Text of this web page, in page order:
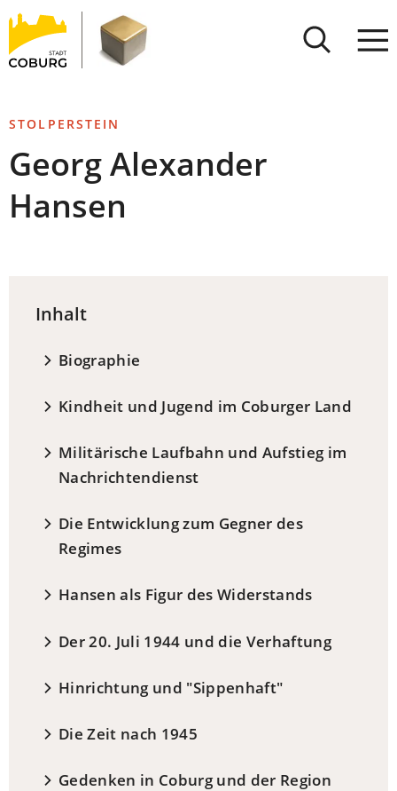
INHALT ANSPRINGEN
Stadt
Coburg
STOLPERSTEIN
Georg Alexander
Hansen
Inhalt
Biographie
Kindheit und Jugend im Coburger Land
Militärische Laufbahn und Aufstieg im
Nachrichtendienst
Die Entwicklung zum Gegner des
Regimes
Hansen als Figur des Widerstands
Der 20. Juli 1944 und die Verhaftung
Hinrichtung und "Sippenhaft"
Die Zeit nach 1945
Gedenken in Coburg und der Region